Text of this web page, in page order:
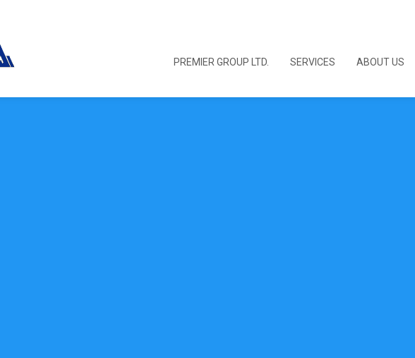
PREMIER GROUP LTD. SERVICES ABOUT US